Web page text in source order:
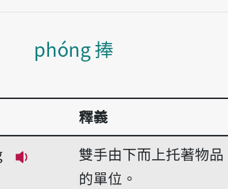
phóng 捧
釋義
播放音讀phóng
雙手由下而上托著物品
的單位。